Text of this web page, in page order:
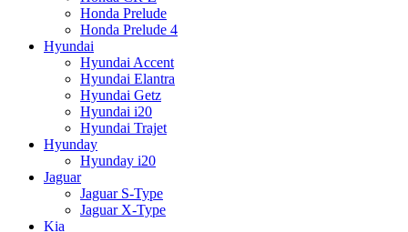
Honda Prelude
Honda Prelude 4
Hyundai
Hyundai Accent
Hyundai Elantra
Hyundai Getz
Hyundai i20
Hyundai Trajet
Hyunday
Hyunday i20
Jaguar
Jaguar S-Type
Jaguar X-Type
Kia